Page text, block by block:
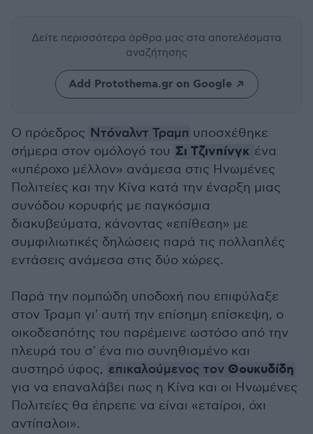
Δείτε περισσότερα άρθρα μας στα αποτελέσματα
αναζήτησης
Add Protothema.gr on Google
Ο πρόεδρος Ντόναλντ Τραμπ υποσχέθηκε
σήμερα στον ομόλογό του Σι Τζινπίνγκ ένα
«υπέροχο μέλλον» ανάμεσα στις Ηνωμένες
Πολιτείες και την Κίνα κατά την έναρξη μιας
συνόδου κορυφής με παγκόσμια
διακυβεύματα, κάνοντας «επίθεση» με
συμφιλιωτικές δηλώσεις παρά τις πολλαπλές
εντάσεις ανάμεσα στις δύο χώρες.
Παρά την πομπώδη υποδοχή που επιφύλαξε
στον Τραμπ γι' αυτή την επίσημη επίσκεψη, ο
οικοδεσπότης του παρέμεινε ωστόσο από την
πλευρά του σ' ένα πιο συνηθισμένο και
αυστηρό ύφος, επικαλούμενος τον Θουκυδίδη
για να επαναλάβει πως η Κίνα και οι Ηνωμένες
Πολιτείες θα έπρεπε να είναι «εταίροι, όχι
αντίπαλοι».